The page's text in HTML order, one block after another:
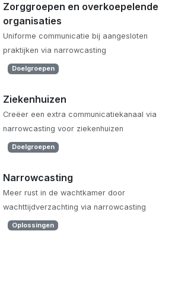
Zorggroepen en overkoepelende
organisaties
Uniforme communicatie bij aangesloten
praktijken via narrowcasting
Doelgroepen
Ziekenhuizen
Creëer een extra communicatiekanaal via
narrowcasting voor ziekenhuizen
Doelgroepen
Narrowcasting
Meer rust in de wachtkamer door
wachttijdverzachting via narrowcasting
Oplossingen